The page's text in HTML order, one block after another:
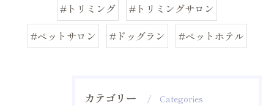
#トリミング
#トリミングサロン
#ペットサロン
#ドッグラン #ペットホテル
カテゴリー Categories